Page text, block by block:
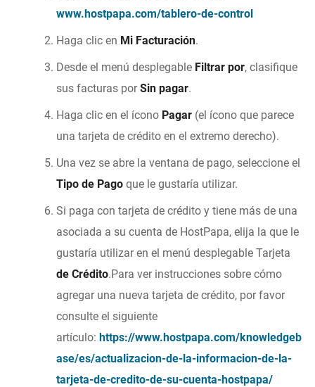
www.hostpapa.com/tablero-de-control
Haga clic en Mi Facturación.
Desde el menú desplegable Filtrar por, clasifique
sus facturas porSin pagar.
Haga clic en el ícono Pagar (el ícono que parece
una tarjeta de crédito en el extremo derecho).
Una vez se abre la ventana de pago, seleccione el
Tipo de Pago que le gustaría utilizar.
Si paga con tarjeta de crédito y tiene más de una
asociada a su cuenta de HostPapa, elija la que le
gustaría utilizar en el menú desplegable Tarjeta
de Crédito.Para ver instrucciones sobre cómo
agregar una nueva tarjeta de crédito, por favor
consulte el siguiente
artículo: https://www.hostpapa.com/knowledgeb
ase/es/actualizacion-de-la-informacion-de-la-
tarjeta-de-credito-de-su-cuenta-hostpapa/